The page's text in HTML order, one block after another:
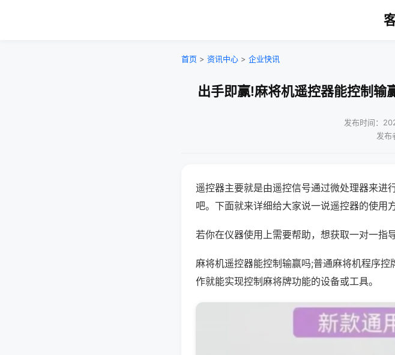
首页 > 资讯中心 > 企业快讯
出手即赢!麻将机遥控器能控制输
发布时间：
发布
遥控器主要就是由遥控信号通过微处理器来进
吧。下面就来详细给大家说一说遥控器的使用方
若你在仪器使用上需要帮助，想获取一对一指
麻将机遥控器能控制输赢吗;普通麻将机程序
作就能实现控制麻将牌功能的设备或工具。